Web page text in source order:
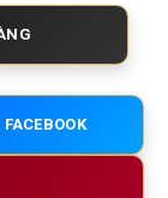
Meursault